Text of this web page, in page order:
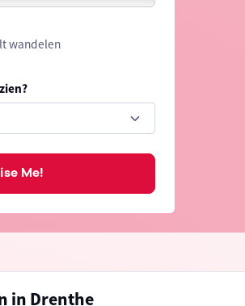
wandelen
Me!
in Drenthe